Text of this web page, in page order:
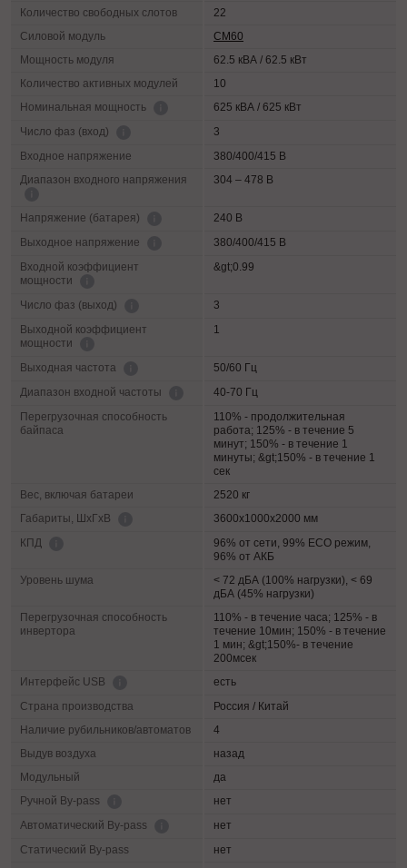
Количество свободных слотов
22
Силовой модуль
СМ60
Мощность модуля
62.5 кВА / 62.5 кВт
Количество активных модулей
10
Номинальная мощность
625 кВА / 625 кВт
Число фаз (вход)
3
Входное напряжение
380/400/415 В
Диапазон входного напряжения
304 – 478 В
Напряжение (батарея)
240 В
Выходное напряжение
380/400/415 В
Входной коэффициент
мощности
&gt;0.99
Число фаз (выход)
3
Выходной коэффициент
мощности
1
Выходная частота
50/60 Гц
Диапазон входной частоты
40-70 Гц
Перегрузочная способность
байпаса
110% - продолжительная
работа; 125% - в течение 5
минут; 150% - в течение 1
минуты; &gt;150% - в течение 1
сек
Вес, включая батареи
2520 кг
Габариты, ШхГхВ
3600х1000х2000 мм
КПД
96% от сети, 99% ECO режим,
96% от АКБ
Уровень шума
< 72 дБА (100% нагрузки), < 69
дБА (45% нагрузки)
Перегрузочная способность
инвертора
110% - в течение часа; 125% - в
течение 10мин; 150% - в течение
1 мин; &gt;150%- в течение
200мсек
Интерфейс USB
есть
Страна производства
Россия / Китай
Наличие рубильников/автоматов
4
Выдув воздуха
назад
Модульный
да
Ручной By-pass
нет
Автоматический By-pass
нет
Статический By-pass
нет